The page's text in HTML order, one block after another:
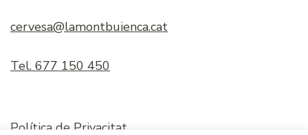
cervesa@lamontbuienca.cat
Tel. 677 150 450
Política de Privacitat